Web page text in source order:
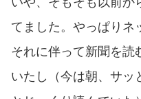
てました。やっぱりネ
それに伴って新聞を読
いたし（今は朝、サッ